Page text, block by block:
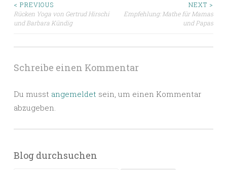
Beitragsnavigation
< PREVIOUS
Rücken Yoga von Gertrud Hirschi
und Barbara Kündig
NEXT >
Empfehlung: Mathe für Mamas
und Papas
Schreibe einen Kommentar
Du musst angemeldet sein, um einen Kommentar
abzugeben.
Blog durchsuchen